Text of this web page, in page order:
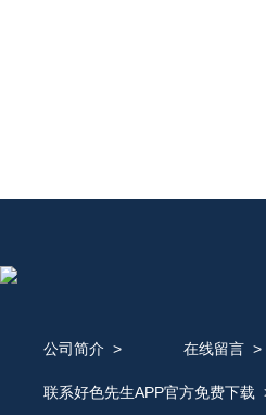
公司简介 > 在线留言>
联系好色先生APP官方免费下载